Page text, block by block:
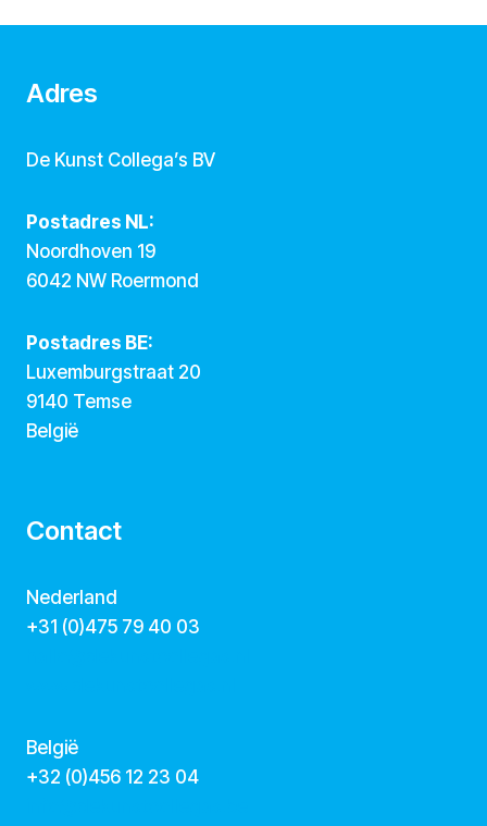
Adres
De Kunst Collega’s BV
Postadres NL:
Noordhoven 19
6042 NW Roermond
Postadres BE:
Luxemburgstraat 20
9140 Temse
België
Contact
Nederland
+31 (0)475 79 40 03
België
‭+32 (0)456 12 23 04‬